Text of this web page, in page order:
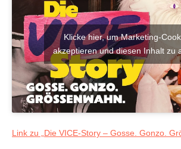
Klicke hier, um Marketing-
akzeptieren und diesen Inhalt zu
Link zu „Die VICE-Story – Gosse. Gonzo.